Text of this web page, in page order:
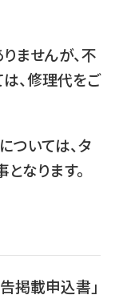
ませんが、不
、修理代をご
ついては、タ
なります。
掲載申込書」